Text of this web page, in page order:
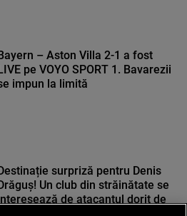
Bayern – Aston Villa 2-1 a fost
LIVE pe VOYO SPORT 1. Bavarezii
impun la limită
Destinație surpriză pentru Denis
Drăguș! Un club din străinătate se
de atacantul dorit de